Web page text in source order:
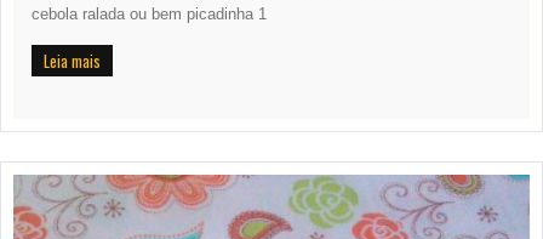
cebola ralada ou bem picadinha 1
Leia mais